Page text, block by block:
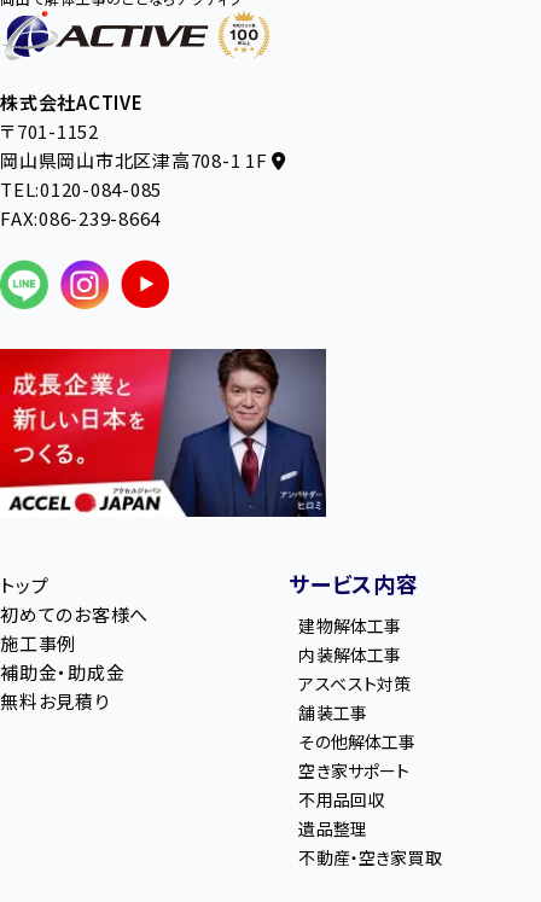
株式会社ACTIVE
〒701-1152
岡山県岡山市北区津高708-1 1F
TEL:0120-084-085
FAX:086-239-8664
トップ
初めてのお客様へ
施工事例
補助金・助成金
無料お見積り
サービス内容
建物解体工事
内装解体工事
アスベスト対策
舗装工事
その他解体工事
空き家サポート
不用品回収
遺品整理
不動産・空き家買取